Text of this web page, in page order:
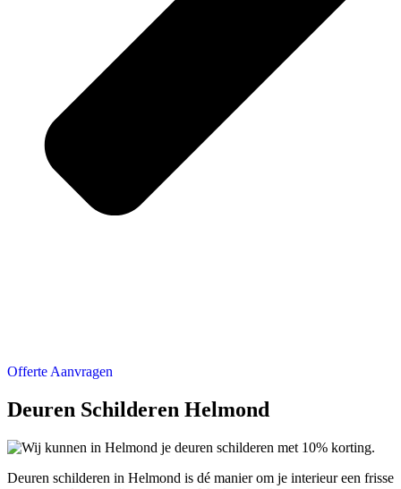
Offerte Aanvragen
Deuren Schilderen Helmond
Deuren schilderen in Helmond is dé manier om je interieur een frisse